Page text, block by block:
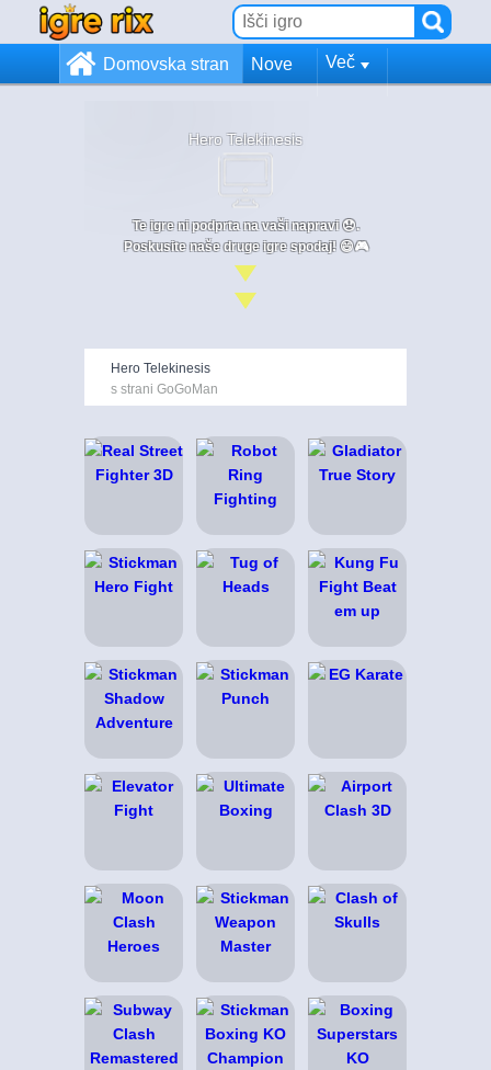
Domovska stran Nove Več
Hero Telekinesis
Te igre ni podprta na vaši napravi 😞.
Poskusite naše druge igre spodaj! 😄🎮
Hero Telekinesis
s strani GoGoMan